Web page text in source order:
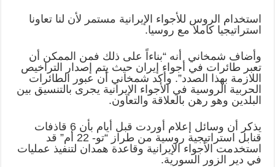
استخدام الروس للأجواء الإيرانية مستمر لأن لنا تعاونا
استراتيجيا كاملا مع روسيا.
وأضاف شمخاني أنه “بناءاً على ذلك فمن الممكن أن
تعبر طائرات في أجواء إيران حيث يتم إصدار التراخيص
اللازمة بهذا الصدد”. وأكد شمخاني أن عبور الطائرات
الحربية الروسية في الأجواء الإيرانية يجرى بالتنسيق بين
البلدين وهو رهن بالعلاقة والتعاون.
يذكر أن وسائل إعلام أوردت قبل أيام بأن 6 قاذفات
قنابل استراتيجية روسية من طراز “تو- 22 أم” قد
استخدمت الأجواء الإيرانية وقاعدة همدان لتنفيذ عمليات
في دير الزور السورية.